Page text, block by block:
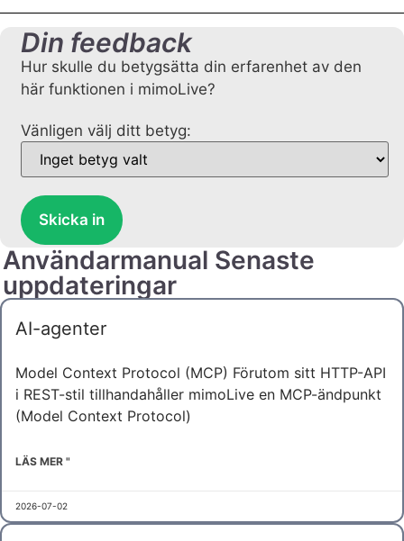
Din feedback
Hur skulle du betygsätta din erfarenhet av den
här funktionen i mimoLive?
Vänligen välj ditt betyg:
Skicka in
Användarmanual Senaste
uppdateringar
AI-agenter
Model Context Protocol (MCP) Förutom sitt HTTP-API
i REST-stil tillhandahåller mimoLive en MCP-ändpunkt
(Model Context Protocol)
LÄS MER "
2026-07-02